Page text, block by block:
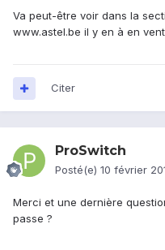
Va peut-être voir dans la
www.astel.be il y en à en
Citer
ProSwitch
Posté(e) 10 février
Merci et une dernière
passe ?